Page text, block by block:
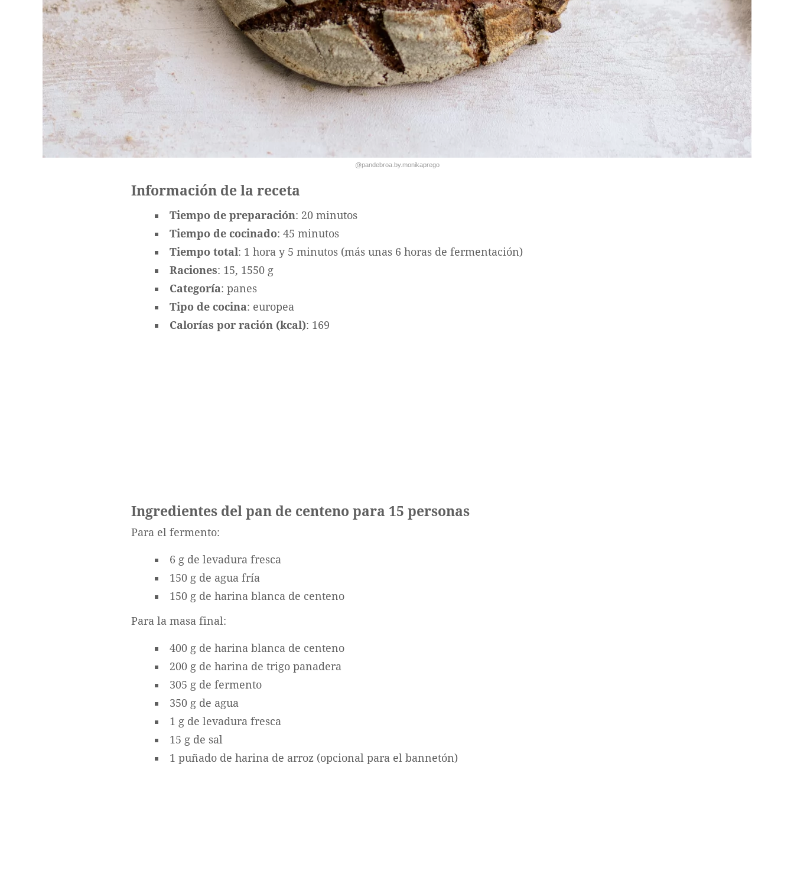
@pandebroa.by.monikaprego
Información de la receta
Tiempo de preparación: 20 minutos
Tiempo de cocinado: 45 minutos
Tiempo total: 1 hora y 5 minutos (más unas 6 horas de fermentación)
Raciones: 15, 1550 g
Categoría: panes
Tipo de cocina: europea
Calorías por ración (kcal): 169
Ingredientes del pan de centeno para 15 personas
Para el fermento:
6 g de levadura fresca
150 g de agua fría
150 g de harina blanca de centeno
Para la masa final:
400 g de harina blanca de centeno
200 g de harina de trigo panadera
305 g de fermento
350 g de agua
1 g de levadura fresca
15 g de sal
1 puñado de harina de arroz (opcional para el bannetón)